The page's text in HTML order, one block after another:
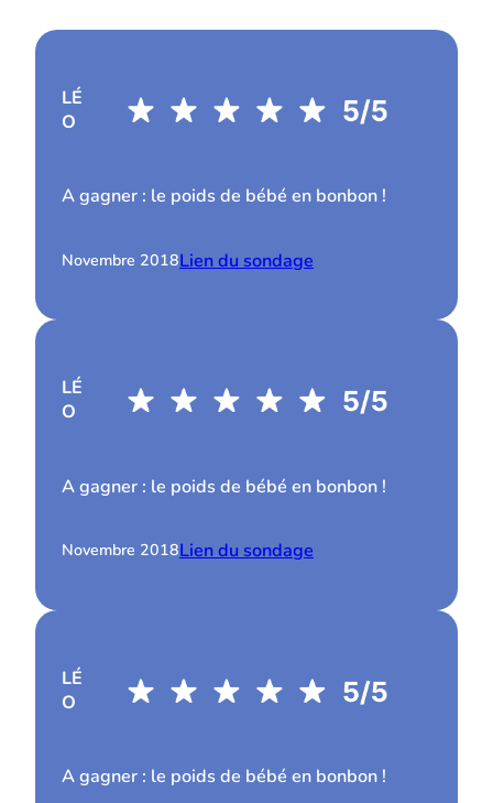
LÉ
O
A gagner : le poids de bébé en bonbon !
Novembre 2018Lien du sondage
LÉ
O
A gagner : le poids de bébé en bonbon !
Novembre 2018Lien du sondage
LÉ
O
A gagner : le poids de bébé en bonbon !